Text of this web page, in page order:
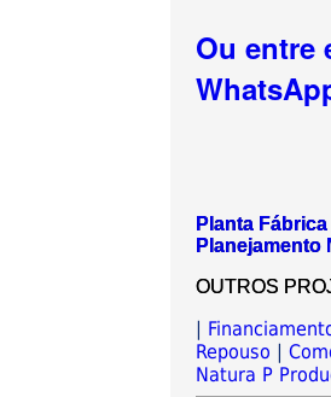
Ou entre
Planta
Planejamento
OUTROS
Repouso |
Natura P